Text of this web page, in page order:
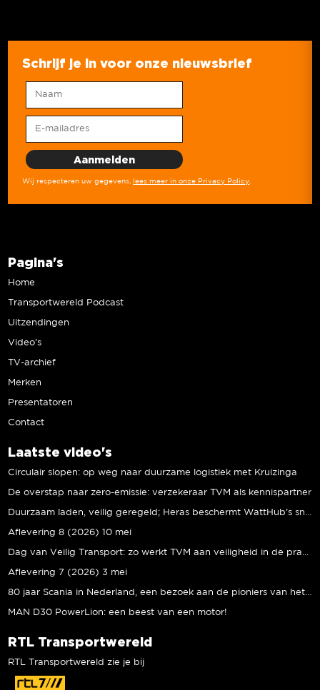
Schrijf je in voor onze nieuwsbrief
Wij respecteren uw gegevens, lees meer in onze Privacy Policy
Pagina's
Home
Transportwereld Podcast
Uitzendingen
Video’s
TV-archief
Merken
Presentatoren
Contact
Laatste video's
Circulair slopen: op weg naar duurzame logistiek met Kruizinga
De overstap naar zero-emissie: verzekeraar TVM als kennispartner
Aflevering 8 (2026) 10 mei
Aflevering 7 (2026) 3 mei
MAN D30 PowerLion: een beest van een motor!
RTL Transportwereld
RTL Transportwereld zie je bij